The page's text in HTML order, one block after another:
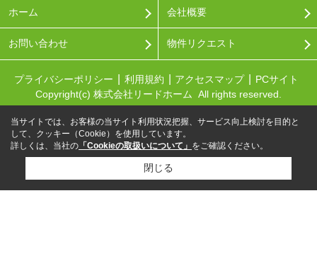
ホーム 会社概要
お問い合わせ 物件リクエスト
プライバシーポリシー 利用規約 アクセスマップ
PCサイト
Copyright(c) 株式会社リードホーム All rights reserved.
当サイトでは、お客様の当サイト利用状況把握、サービス向上検討を目的と
して、クッキー（Cookie）を使用しています。
詳しくは、当社の 「Cookieの取扱いについて」 をご確認ください。
閉じる